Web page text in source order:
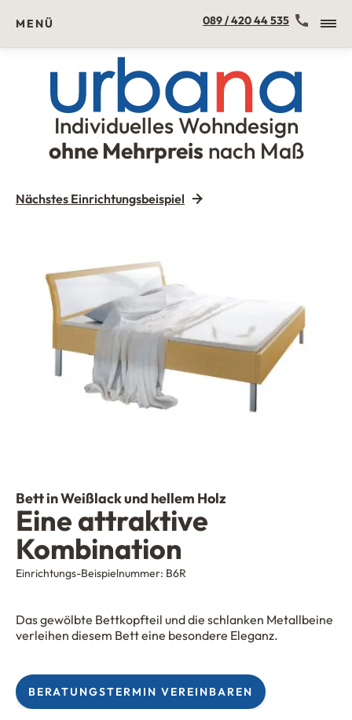
Urbana Möbel
Individuelles Wohndesign
ohne Mehrpreis nach Maß
MENÜ
Kontakt 089 / 420 44 535
Nächstes Einrichtungsbeispiel
Bett in Weißlack und hellem Holz
Eine attraktive
Kombination
Einrichtungs-Beispielnummer: B6R
Das gewölbte Bettkopfteil und die schlanken Metallbeine
verleihen diesem Bett eine besondere Eleganz.
BERATUNGSTERMIN VEREINBAREN